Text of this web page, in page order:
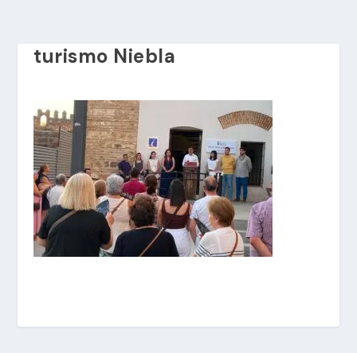
turismo Niebla